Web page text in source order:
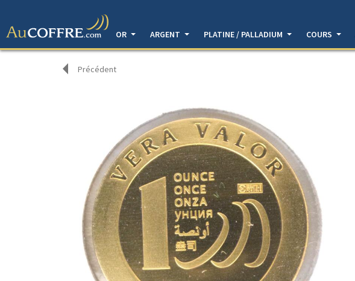
OR
ARGENT PLATINE / PALLADIUM COURS
Précédent